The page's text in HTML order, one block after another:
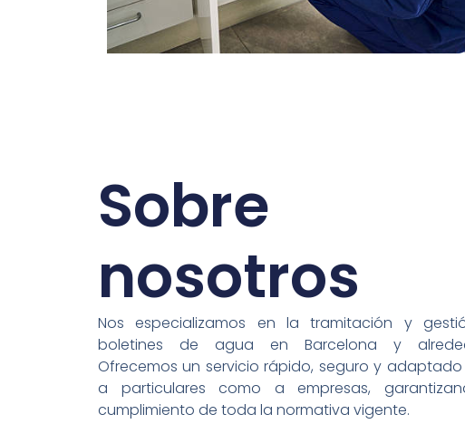
Sobre
nosotros
Nos especializamos en la tramitación y
boletines de agua enBarcelona y
Ofrecemos un servicio rápido, seguro y
a particulares como a empresas,
cumplimiento de toda la normativa vigente.